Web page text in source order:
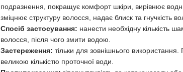
подразнення, покращує комфорт шкіри, вирівнює
зміцнює структуру волосся, надає блиск та гнучкість
Спосіб застосування: нанести необхідну кількість
волосся, після чого змити водою.
Застереження: тільки для зовнішнього
великою кількістю проточної води.